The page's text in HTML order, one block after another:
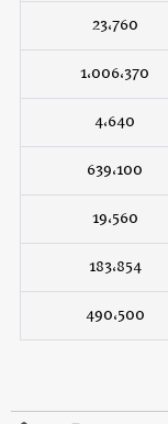
23,760
1,006,370
4,640
639,100
19,560
183,854
490,500